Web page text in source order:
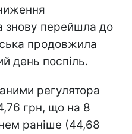
знову перейшла до
продовжила
день поспіль.
регулятора
грн, що на 8
раніше (44,68